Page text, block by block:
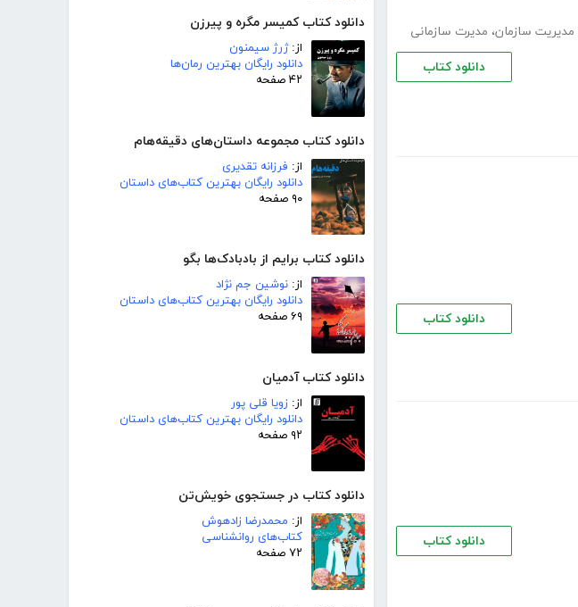
دانلود کتاب کمیسر مگره و پیرزن
از:ژرژ سیمنون
دانلود رایگان بهترین رمان‌ها
۴۲ صفحه
دانلود کتاب مجموعه داستان‌های دقیقه‌هام
از: فرزانه تقدیری
دانلود رایگان بهترین کتاب‌های داستان
۹۰ صفحه
دانلود کتاب برایم از بادبادک‌ها بگو
از: نوشین جم نژاد
دانلود رایگان بهترین کتاب‌های داستان
۶۹ صفحه
دانلود کتاب آدمیان
از: زویا قلی پور
دانلود رایگان بهترین کتاب‌های داستان
۹۲ صفحه
دانلود کتاب در جستجوی خویش‌تن
از: محمدرضا زادهوش
کتاب‌های روانشناسی
۷۲ صفحه
مدیریت سازمان، مدیرت سازمانی
دانلود کتاب
دانلود کتاب
دانلود کتاب